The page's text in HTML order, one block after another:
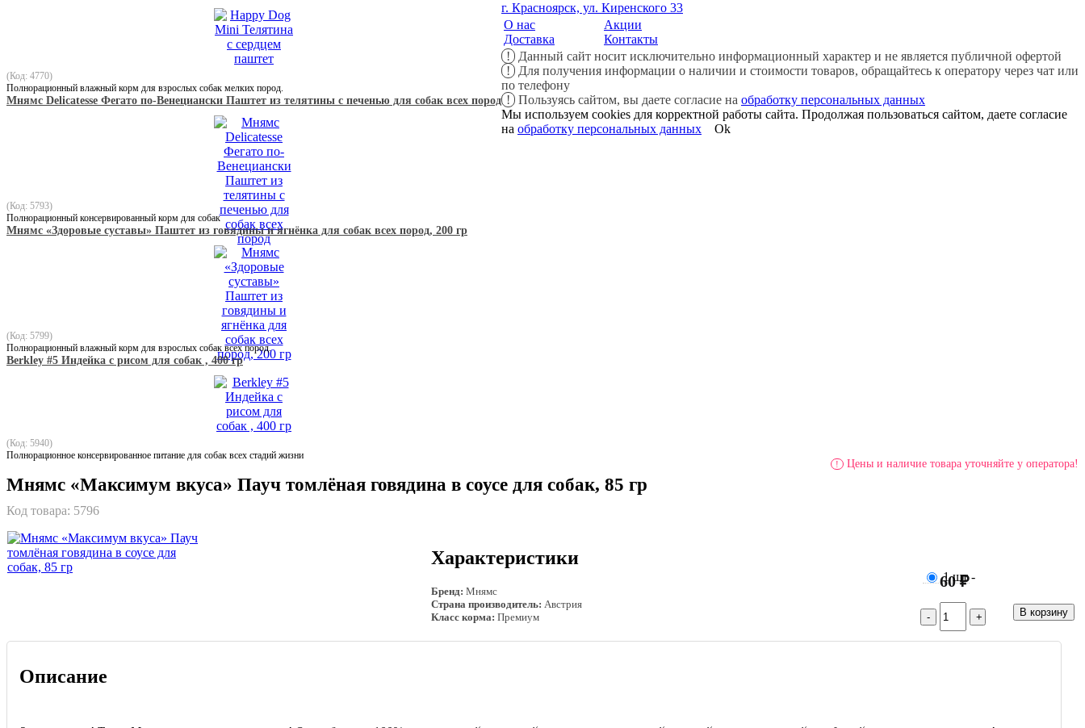
(Код: 4770)
Полнорационный влажный корм для взрослых собак мелких пород.
Мнямс Delicatesse Фегато по-Венециански Паштет из телятины с печенью для собак всех пород
(Код: 5793)
Полнорационный консервированный корм для собак
Мнямс «Здоровые суставы» Паштет из говядины и ягнёнка для собак всех пород, 200 гр
(Код: 5799)
Полнорационный влажный корм для взрослых собак всех пород.
Berkley #5 Индейка с рисом для собак , 400 гр
(Код: 5940)
Полнорационное консервированное питание для собак всех стадий жизни
! Цены и наличие товара уточняйте у оператора!
Мнямс «Максимум вкуса» Пауч томлёная говядина в соусе для собак, 85 гр
Код товара: 5796
Характеристики
Бренд: Мнямс
Страна производитель: Австрия
Класс корма: Премиум
1 шт-
60 ₽
Описание
г. Красноярск, ул. Киренского 33
О нас
Доставка
Акции
Контакты
!
Данный сайт носит исключительно информационный характер и не является публичной офертой
!
Для получения информации о наличии и стоимости товаров, обращайтесь к оператору через чат или
по телефону
!
Пользуясь сайтом, вы даете согласие на обработку персональных данных
Мы используем cookies для корректной работы сайта. Продолжая пользоваться сайтом, даете согласие
на обработку персональных данных Ok